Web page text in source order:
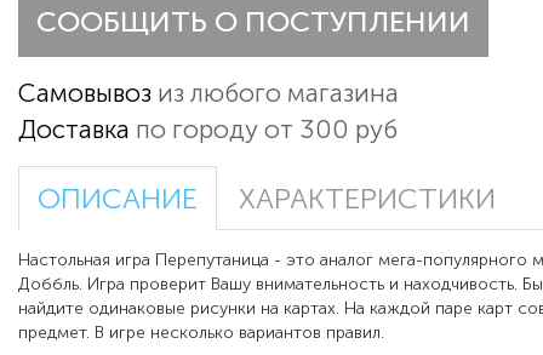
СООБЩИТЬ О ПОСТУПЛЕНИИ
Самовывоз из любого магазина
Доставка по городу от 300 руб
ОПИСАНИЕ ХАРАКТЕРИСТИКИ
Настольная игра Перепутаница - это аналог мега-популярного
Доббль. Игра проверит Вашу внимательность и находчивость.
найдите одинаковые рисунки на картах. На каждой паре карт
предмет. В игре несколько вариантов правил.